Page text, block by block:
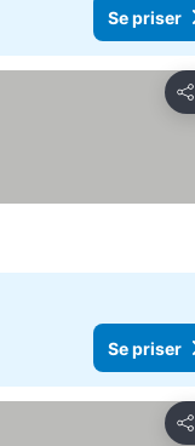
Se priser
Del
Se priser
Del